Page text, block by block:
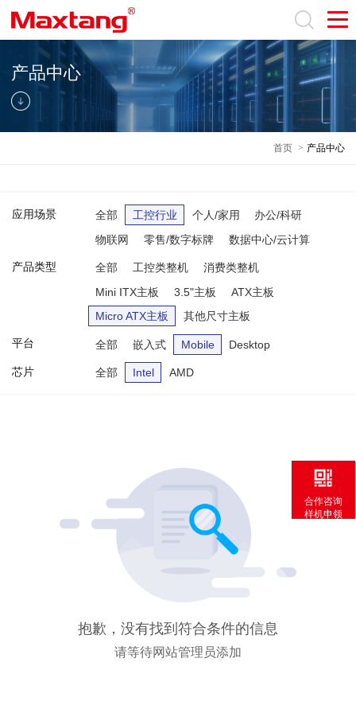
产品中心
首页 > 产品中心
应用场景 全部 工控行业 个人/家用
办公/科研
物联网
零售/数字标牌 数据中心/云计算
产品类型 全部 工控类整机
消费类整机
Mini ITX主板
3.5"主板
ATX主板
Micro ATX主板
其他尺寸主板
平台 全部 嵌入式 Mobile Desktop
芯片 全部 Intel AMD
抱歉，没有找到符合条件的信息
请等待网站管理员添加
合作咨询
样机申领